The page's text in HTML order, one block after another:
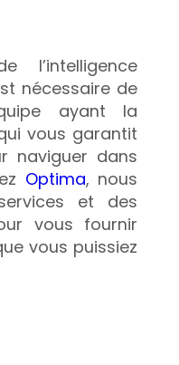
l’intelligence
nécessaire de
ayant la
vous garantit
naviguer dans
Optima, nous
et des
vous fournir
vous puissiez